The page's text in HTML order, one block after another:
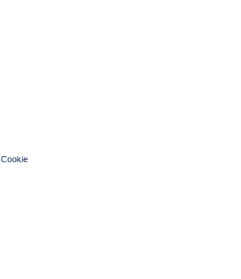
Cookie